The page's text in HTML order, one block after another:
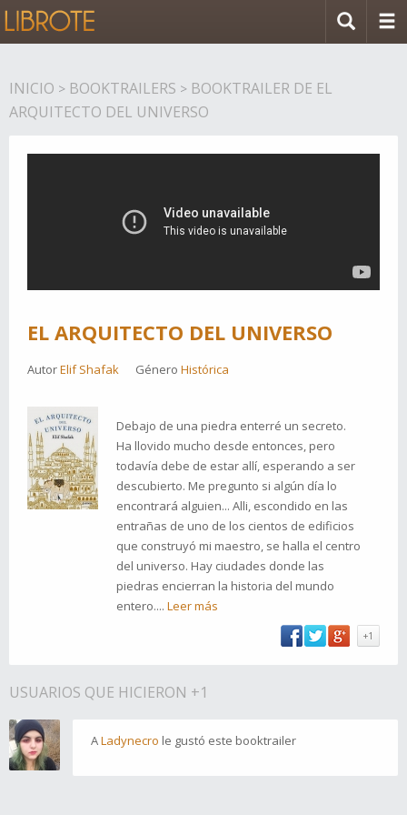
INICIO > BOOKTRAILERS > BOOKTRAILER DE EL
ARQUITECTO DEL UNIVERSO
EL ARQUITECTO DEL UNIVERSO
AutorElif Shafak Género Histórica
Debajo de una piedra enterré un secreto.
Ha llovido mucho desde entonces, pero
todavía debe de estar allí, esperando a ser
descubierto. Me pregunto si algún día lo
encontrará alguien... Alli, escondido en las
entrañas de uno de los cientos de edificios
que construyó mi maestro, se halla el centro
del universo. Hay ciudades donde las
piedras encierran la historia del mundo
entero.... Leer más
+1
USUARIOS QUE HICIERON +1
ALadynecro le gustó este booktrailer